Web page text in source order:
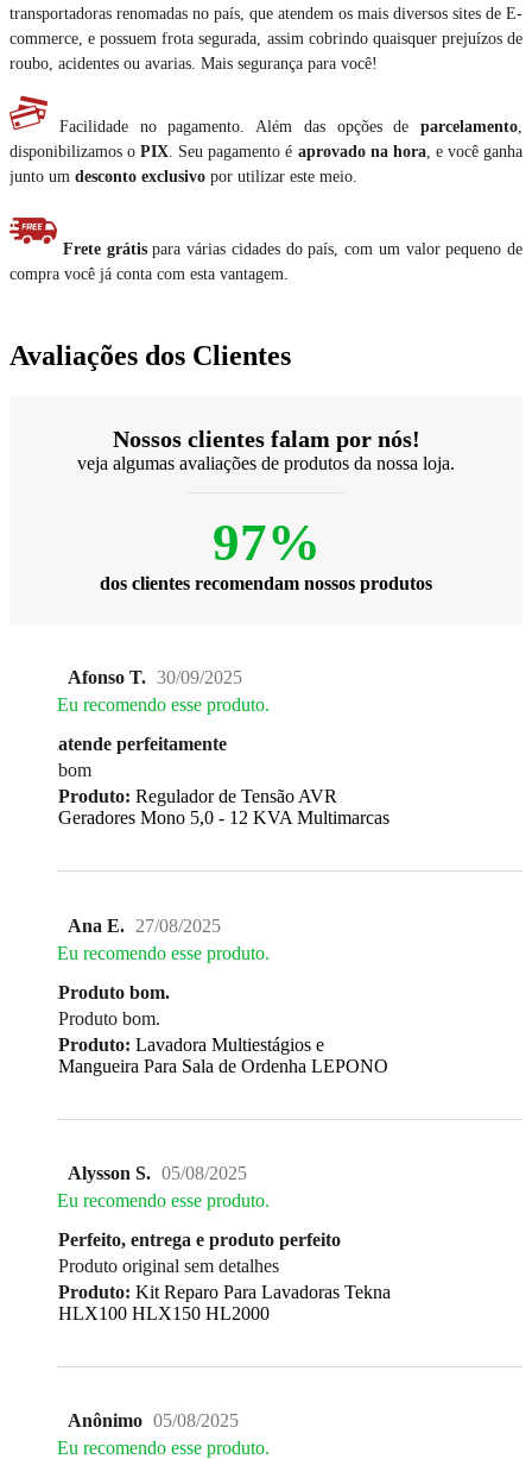
transportadoras renomadas no país, que atendem os mais diversos sites de E-
commerce, e possuem frota segurada, assim cobrindo quaisquer prejuízos de
roubo, acidentes ou avarias. Mais segurança para você!
Facilidade no pagamento. Além das opções de parcelamento
disponibilizamos oPIX . Seu pagamento é aprovado na hora, e você ganha
junto um desconto exclusivo por utilizar este meio.
Frete grátispara várias cidades do país, com um valor pequeno de
compra você já conta com esta vantagem.
Avaliações dos Clientes
Nossos clientes falam por nós!
veja algumas avaliações de produtos da nossa loja.
97%
dos clientes recomendam nossos produtos
Afonso T. 30/09/2025
Eu recomendo esse produto.
atende perfeitamente
bom
Produto: Regulador de Tensão AVR
Geradores Mono 5,0 - 12 KVA Multimarcas
Ana E. 27/08/2025
Eu recomendo esse produto.
Produto bom.
Produto bom.
Produto: Lavadora Multiestágios e
Mangueira Para Sala de Ordenha LEPONO
Alysson S. 05/08/2025
Eu recomendo esse produto.
Perfeito, entrega e produto perfeito
Produto original sem detalhes
Produto: Kit Reparo Para Lavadoras Tekna
HLX100 HLX150 HL2000
Anônimo 05/08/2025
Eu recomendo esse produto.